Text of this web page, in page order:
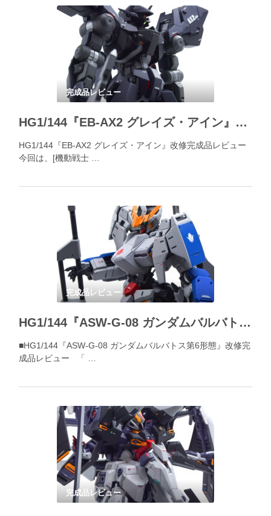
完成品レビュー
HG1/144『EB-AX2 グレイズ・アイン』改修完成品レビュー
HG1/144『EB-AX2 グレイズ・アイン』改修完成品レビュー
今回は、[機動戦士 …
完成品レビュー
HG1/144『ASW-G-08 ガンダムバルバトス第6形態』改修完成品レビュー
■HG1/144『ASW-G-08 ガンダムバルバトス第6形態』改修完
成品レビュー 「 …
完成品レビュー